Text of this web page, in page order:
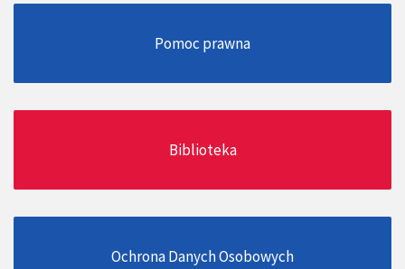
Pomoc prawna
Biblioteka
Ochrona Danych Osobowych